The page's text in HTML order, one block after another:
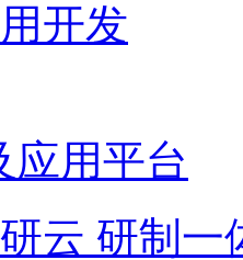
开发
应用平台
云 研制